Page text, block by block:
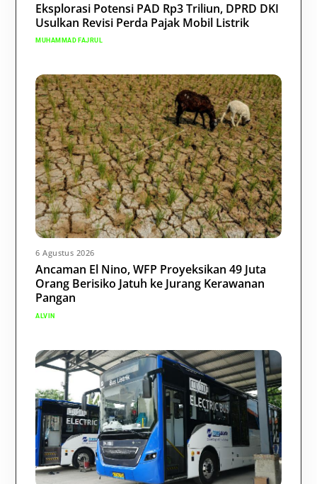
Eksplorasi Potensi PAD Rp3 Triliun, DPRD DKI
Usulkan Revisi Perda Pajak Mobil Listrik
MUHAMMAD FAJRUL
6 Agustus 2026
Ancaman El Nino, WFP Proyeksikan 49 Juta
Orang Berisiko Jatuh ke Jurang Kerawanan
Pangan
ALVIN